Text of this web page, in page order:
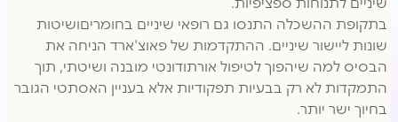
בתקופת ההשכלה התנסו גם רופאי שיניים בחומריםושיטות
שונות ליישור שיניים. ההתקדמות של פאוצ'ארד הניחה את
הבסיס למה שיהפוך לטיפול אורתודונטי מובנה ושיטתי, תוך
התמקדות לא רק בבעיות תפקודיות אלא בעניין האסתטי הגובר
בחיוך ישר יותר.